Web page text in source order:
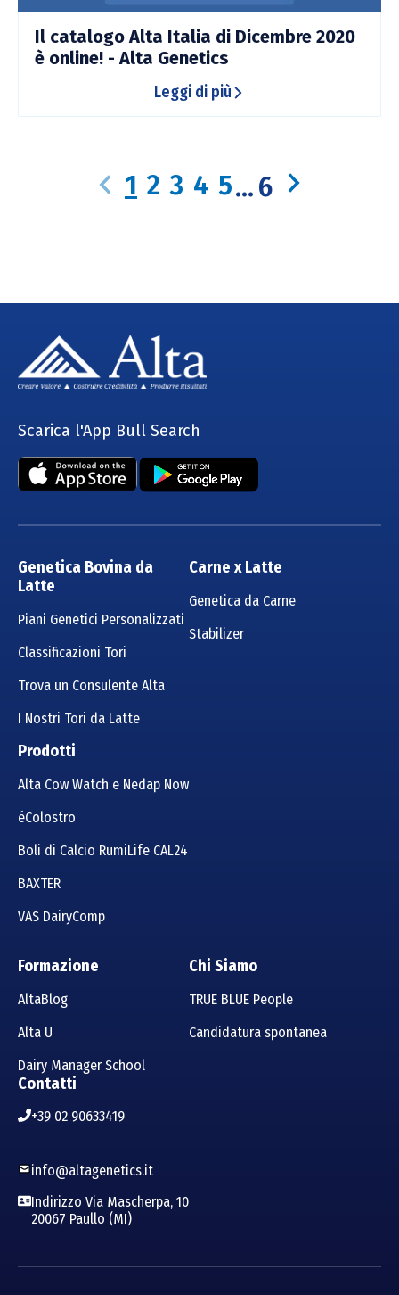
Il catalogo Alta Italia di Dicembre 2020
è online! - Alta Genetics
Leggi di più
1 2 3 4 5...6
Scarica l'App Bull Search
Genetica Bovina da
Latte
Piani Genetici Personalizzati
Classificazioni Tori
Trova un Consulente Alta
I Nostri Tori da Latte
Carne x Latte
Genetica da Carne
Stabilizer
Prodotti
Alta Cow Watch e Nedap Now
éColostro
Boli di Calcio RumiLife CAL24
BAXTER
VAS DairyComp
Formazione
AltaBlog
Alta U
Dairy Manager School
Chi Siamo
TRUE BLUE People
Candidatura spontanea
Contatti
+39 02 90633419
info@altagenetics.it
Indirizzo Via Mascherpa, 10
20067 Paullo (MI)